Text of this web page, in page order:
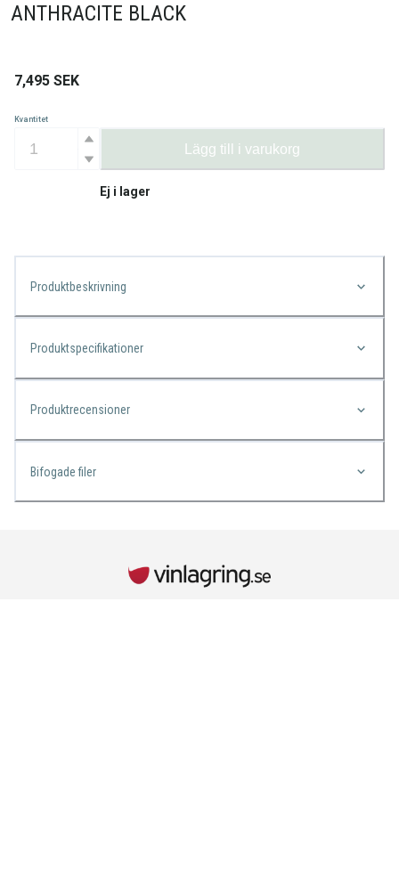
ANTHRACITE BLACK
7,495 SEK
Kvantitet
Lägg till i varukorg
Ej i lager
Produktbeskrivning
Produktspecifikationer
Produktrecensioner
Bifogade filer